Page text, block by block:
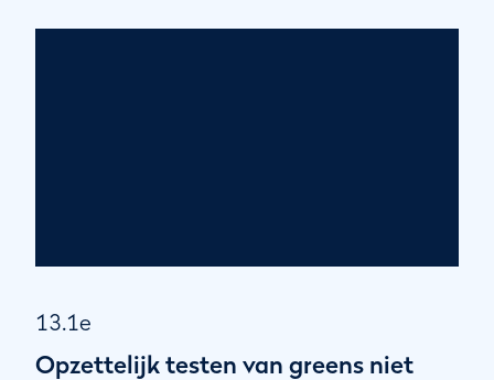
13.1e
Opzettelijk testen van greens niet